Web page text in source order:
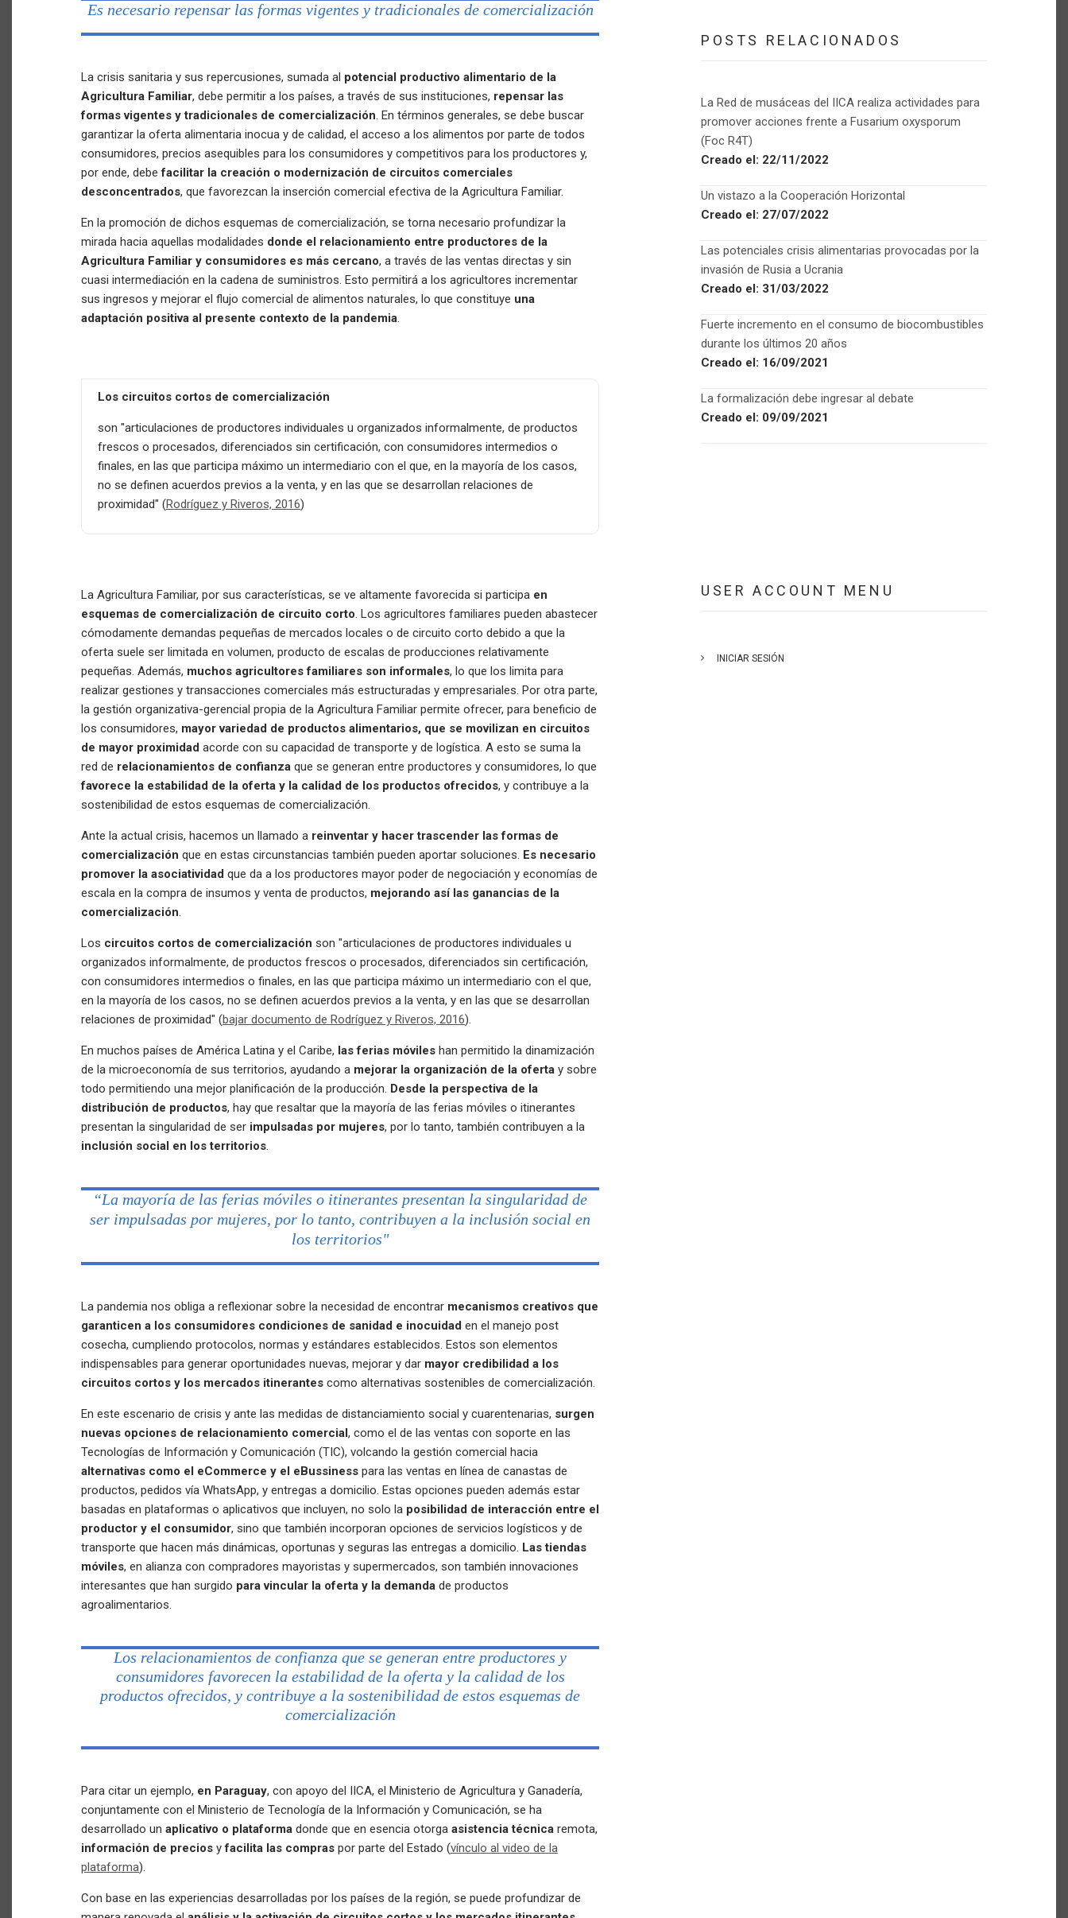
Es necesario repensar las formas vigentes y tradicionales de comercialización
La crisis sanitaria y sus repercusiones, sumada al potencial productivo alimentario de la
Agricultura Familiar, debe permitir a los países, a través de sus instituciones, repensar las
formas vigentes y tradicionales de comercialización. En términos generales, se debe buscar
garantizar la oferta alimentaria inocua y de calidad, el acceso a los alimentos por parte de todos
consumidores, precios asequibles para los consumidores y competitivos para los productores y,
por ende, debefacilitar la creación o modernización de circuitos comerciales
desconcentrados, que favorezcan la inserción comercial efectiva de la Agricultura Familiar.
En la promoción de dichos esquemas de comercialización, se torna necesario profundizar la
mirada hacia aquellas modalidades donde el relacionamiento entre productores de la
Agricultura Familiar y consumidores es más cercano, a través de las ventas directas y sin
cuasi intermediación en la cadena de suministros. Esto permitirá a los agricultores incrementar
sus ingresos y mejorar el flujo comercial de alimentos naturales, lo que constituye una
adaptación positiva al presente contexto de la pandemia.
Los circuitos cortos de comercialización
son "articulaciones de productores individuales u organizados informalmente, de productos
frescos o procesados, diferenciados sin certificación, con consumidores intermedios o
finales, en las que participa máximo un intermediario con el que, en la mayoría de los casos,
no se definen acuerdos previos a la venta, y en las que se desarrollan relaciones de
proximidad" (Rodríguez y Riveros, 2016)
La Agricultura Familiar, por sus características, se ve altamente favorecida si participa en
esquemas de comercialización de circuito corto. Los agricultores familiares pueden abastecer
cómodamente demandas pequeñas de mercados locales o de circuito corto debido a que la
oferta suele ser limitada en volumen, producto de escalas de producciones relativamente
pequeñas. Además, muchos agricultores familiares son informales, lo que los limita para
realizar gestiones y transacciones comerciales más estructuradas y empresariales. Por otra parte,
la gestión organizativa-gerencial propia de la Agricultura Familiar permite ofrecer, para beneficio de
los consumidores, mayor variedad de productos alimentarios, que se movilizan en circuitos
de mayor proximidad acorde con su capacidad de transporte y de logística. A esto se suma la
red de relacionamientos de confianza que se generan entre productores y consumidores, lo que
favorece la estabilidad de la oferta y la calidad de los productos ofrecidos, y contribuye a la
sostenibilidad de estos esquemas de comercialización.
Ante la actual crisis, hacemos un llamado a reinventar y hacer trascender las formas de
comercialización que en estas circunstancias también pueden aportar soluciones. Es necesario
promover la asociatividad que da a los productores mayor poder de negociación y economías de
escala en la compra de insumos y venta de productos, mejorando así las ganancias de la
comercialización.
Los circuitos cortos de comercialización son "articulaciones de productores individuales u
organizados informalmente, de productos frescos o procesados, diferenciados sin certificación,
con consumidores intermedios o finales, en las que participa máximo un intermediario con el que,
en la mayoría de los casos, no se definen acuerdos previos a la venta, y en las que se desarrollan
relaciones de proximidad" (bajar documento de Rodríguez y Riveros, 2016).
En muchos países de América Latina y el Caribe, las ferias móviles han permitido la dinamización
de la microeconomía de sus territorios, ayudando a mejorar la organización de la oferta y sobre
todo permitiendo una mejor planificación de la producción. Desde la perspectiva de la
distribución de productos, hay que resaltar que la mayoría de las ferias móviles o itinerantes
presentan la singularidad de ser impulsadas por mujeres, por lo tanto, también contribuyen a la
inclusión social en los territorios.
“La mayoría de las ferias móviles o itinerantes presentan la singularidad de
ser impulsadas por mujeres, por lo tanto, contribuyen a la inclusión social en
los territorios"
La pandemia nos obliga a reflexionar sobre la necesidad de encontrar mecanismos creativos que
garanticen a los consumidores condiciones de sanidad e inocuidad en el manejo post
cosecha, cumpliendo protocolos, normas y estándares establecidos. Estos son elementos
indispensables para generar oportunidades nuevas, mejorar y dar mayor credibilidad a los
circuitos cortos y los mercados itinerantes como alternativas sostenibles de comercialización.
En este escenario de crisis y ante las medidas de distanciamiento social y cuarentenarias, surgen
nuevas opciones de relacionamiento comercial, como el de las ventas con soporte en las
Tecnologías de Información y Comunicación (TIC), volcando la gestión comercial hacia
alternativas como el eCommerce y el eBussiness para las ventas en línea de canastas de
productos, pedidos vía WhatsApp, y entregas a domicilio. Estas opciones pueden además estar
basadas en plataformas o aplicativos que incluyen, no solo la posibilidad de interacción entre el
productor y el consumidor, sino que también incorporan opciones de servicios logísticos y de
transporte que hacen más dinámicas, oportunas y seguras las entregas a domicilio. Las tiendas
móviles, en alianza con compradores mayoristas y supermercados, son también innovaciones
interesantes que han surgido para vincular la oferta y la demanda de productos
agroalimentarios.
Los relacionamientos de confianza que se generan entre productores y
consumidores favorecen la estabilidad de la oferta y la calidad de los
productos ofrecidos, y contribuye a la sostenibilidad de estos esquemas de
comercialización
Para citar un ejemplo, en Paraguay, con apoyo del IICA, el Ministerio de Agricultura y Ganadería,
conjuntamente con el Ministerio de Tecnología de la Información y Comunicación, se ha
desarrollado un aplicativo o plataforma donde que en esencia otorga asistencia técnica remota,
información de precios yfacilita las compras por parte del Estado (vínculo al video de la
plataforma).
Con base en las experiencias desarrolladas por los países de la región, se puede profundizar de
POSTS RELACIONADOS
La Red de musáceas del IICA realiza actividades para
promover acciones frente a Fusarium oxysporum
(Foc R4T)
Creado el: 22/11/2022
Un vistazo a la Cooperación Horizontal
Creado el: 27/07/2022
Las potenciales crisis alimentarias provocadas por la
invasión de Rusia a Ucrania
Creado el: 31/03/2022
Fuerte incremento en el consumo de biocombustibles
durante los últimos 20 años
Creado el: 16/09/2021
La formalización debe ingresar al debate
Creado el: 09/09/2021
USER ACCOUNT MENU
INICIAR SESIÓN